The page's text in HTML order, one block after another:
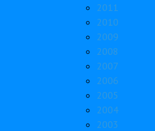
2011
2010
2009
2008
2007
2006
2005
2004
2003